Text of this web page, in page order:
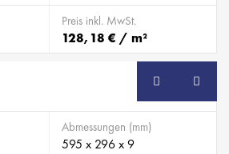
Preis inkl. MwSt.
128,18 € / m²
SB
Abmessungen (mm)
595 x 296 x 9